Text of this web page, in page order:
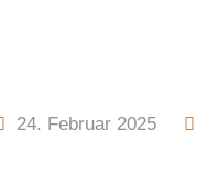
24. Februar 2025